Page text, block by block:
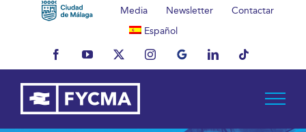
Media Newsletter
Contactar
Español
FacebookYouTubeX InstagramMyBusinessLinkedInTiktok